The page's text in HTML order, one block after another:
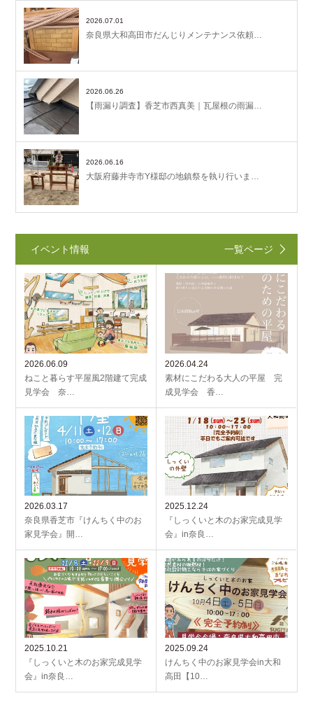
2026.07.01
奈良県大和高田市だんじりメンテナンス依頼…
2026.06.26
【雨漏り調査】香芝市西真美｜瓦屋根の雨漏…
2026.06.16
大阪府藤井寺市Y様邸の地鎮祭を執り行いま…
イベント情報 一覧ページ
2026.06.09
ねこと暮らす平屋風2階建て完成
見学会 奈…
2026.04.24
素材にこだわる大人の平屋 完
成見学会 香…
2026.03.17
奈良県香芝市『けんちく中のお
家見学会』開…
2025.12.24
『しっくいと木のお家完成見学
会』in奈良…
2025.10.21
『しっくいと木のお家完成見学
会』in奈良…
2025.09.24
けんちく中のお家見学会in大和
高田【10…